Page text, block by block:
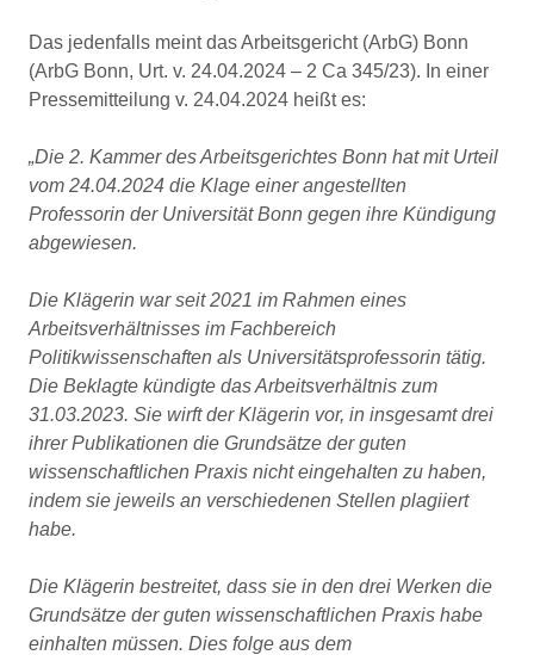
Das jedenfalls meint das Arbeitsgericht (ArbG) Bonn
(ArbG Bonn, Urt. v. 24.04.2024 – 2 Ca 345/23). In einer
Pressemitteilung v. 24.04.2024 heißt es:
„Die 2. Kammer des Arbeitsgerichtes Bonn hat mit Urteil
vom 24.04.2024 die Klage einer angestellten
Professorin der Universität Bonn gegen ihre Kündigung
abgewiesen.
Die Klägerin war seit 2021 im Rahmen eines
Arbeitsverhältnisses im Fachbereich
Politikwissenschaften als Universitätsprofessorin tätig.
Die Beklagte kündigte das Arbeitsverhältnis zum
31.03.2023. Sie wirft der Klägerin vor, in insgesamt drei
ihrer Publikationen die Grundsätze der guten
wissenschaftlichen Praxis nicht eingehalten zu haben,
indem sie jeweils an verschiedenen Stellen plagiiert
habe.
Die Klägerin bestreitet, dass sie in den drei Werken die
Grundsätze der guten wissenschaftlichen Praxis habe
einhalten müssen. Dies folge aus dem